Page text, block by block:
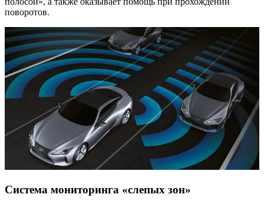
поворотов.
Cистема мониторинга «слепых зон»